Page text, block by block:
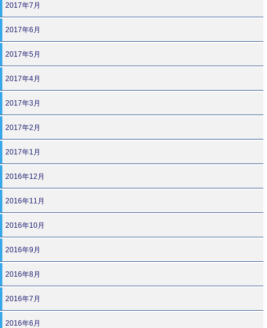
2017年7月
2017年6月
2017年5月
2017年4月
2017年3月
2017年2月
2017年1月
2016年12月
2016年11月
2016年10月
2016年9月
2016年8月
2016年7月
2016年6月